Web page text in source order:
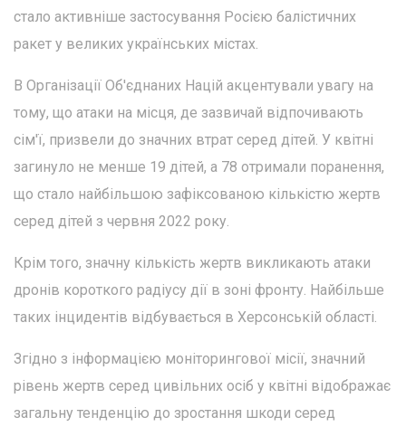
стало активніше застосування Росією балістичних
ракет у великих українських містах.
В Організації Об'єднаних Націй акцентували увагу на
тому, що атаки на місця, де зазвичай відпочивають
сім'ї, призвели до значних втрат серед дітей. У квітні
загинуло не менше 19 дітей, а 78 отримали поранення,
що стало найбільшою зафіксованою кількістю жертв
серед дітей з червня 2022 року.
Крім того, значну кількість жертв викликають атаки
дронів короткого радіусу дії в зоні фронту. Найбільше
таких інцидентів відбувається в Херсонській області.
Згідно з інформацією моніторингової місії, значний
рівень жертв серед цивільних осіб у квітні відображає
загальну тенденцію до зростання шкоди серед